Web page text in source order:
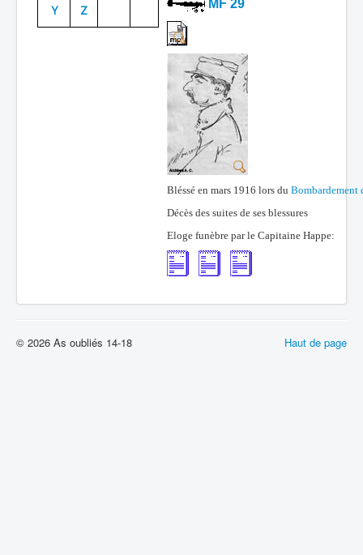
Cahiers des As
Y Z MF 29
Bléssé en mars 1916 lors du Bombardement
Décès des suites de ses blessures
Eloge funèbre par le Capitaine Happe:
Haut de page
© 2026 As oubliés 14-18